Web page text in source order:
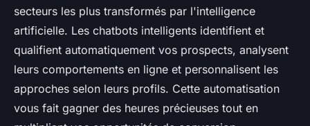
secteurs les plus transformés par l'intelligence
artificielle. Les chatbots intelligents identifient et
qualifient automatiquement vos prospects, analysent
leurs comportements en ligne et personnalisent les
approches selon leurs profils. Cette automatisation
vous fait gagner des heures précieuses tout en